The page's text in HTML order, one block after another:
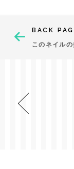
BACK
このネイル